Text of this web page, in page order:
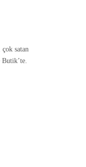
satan